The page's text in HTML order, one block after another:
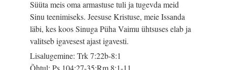
Süüta meis oma armastuse tuli ja tugevda meid
Sinu teenimiseks. Jeesuse Kristuse, meie Issanda
läbi, kes koos Sinuga Püha Vaimu ühtsuses elab ja
valitseb igavesest ajast igavesti.
Lisalugemine: Trk 7:22b-8:1
Õhtul: Ps 104:27-35;Rm 8:1-11